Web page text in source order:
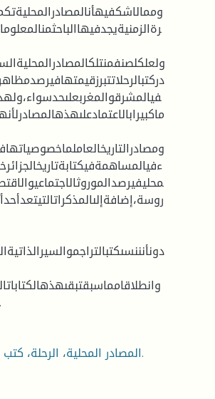
عفويةوتسدالنقصالموجودفيحلقاتتاريخناالحديث.
المصادر المحلية، الرحلة، كتب التاريخ العام والمحلي، المذكرات، السير الذاتية.